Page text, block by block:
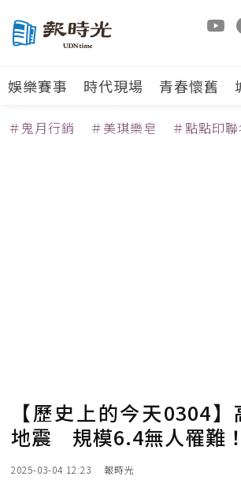
娛樂賽事 時代現場 青春懷舊
＃鬼月行銷 ＃美琪樂皂 ＃點點印
【歷史上的今天0304
地震 規模6.4無人罹難！
2025-03-04 12:23 報時光